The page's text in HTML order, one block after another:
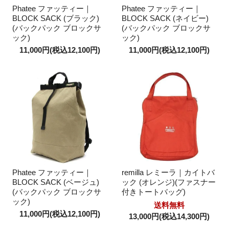
Phatee ファッティー｜
BLOCK SACK (ブラック)
(バックパック ブロックサ
ック)
11,000円(税込12,100円)
Phatee ファッティー｜
BLOCK SACK (ネイビー)
(バックパック ブロックサ
ック)
11,000円(税込12,100円)
Phatee ファッティー｜
BLOCK SACK (ベージュ)
(バックパック ブロックサ
ック)
11,000円(税込12,100円)
remilla レミーラ｜カイトバ
ック (オレンジ)(ファスナー
付きトートバッグ)
送料無料
13,000円(税込14,300円)